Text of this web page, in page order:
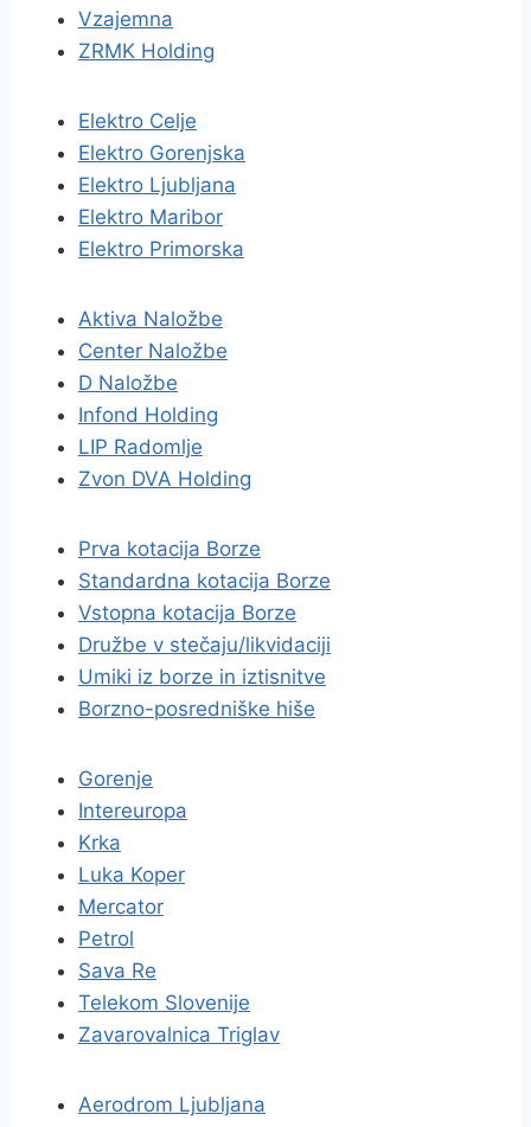
Vzajemna
ZRMK Holding
Elektro Celje
Elektro Gorenjska
Elektro Ljubljana
Elektro Maribor
Elektro Primorska
Aktiva Naložbe
Center Naložbe
D Naložbe
Infond Holding
LIP Radomlje
Zvon DVA Holding
Prva kotacija Borze
Standardna kotacija Borze
Vstopna kotacija Borze
Družbe v stečaju/likvidaciji
Umiki iz borze in iztisnitve
Borzno-posredniške hiše
Gorenje
Intereuropa
Krka
Luka Koper
Mercator
Petrol
Sava Re
Telekom Slovenije
Zavarovalnica Triglav
Aerodrom Ljubljana